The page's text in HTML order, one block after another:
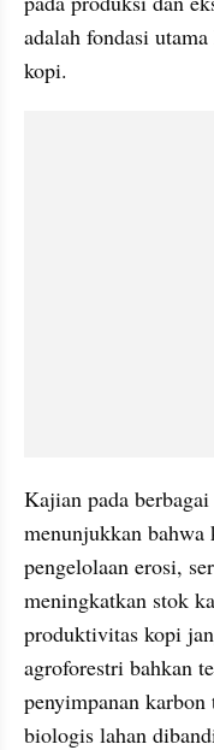
adalah fondasi
kopi.
Kajian pada
menunjukkan bahwa
pengelolaan erosi,
meningkatkan stok
produktivitas kopi
agroforestri bahkan
penyimpanan karbon
biologis lahan